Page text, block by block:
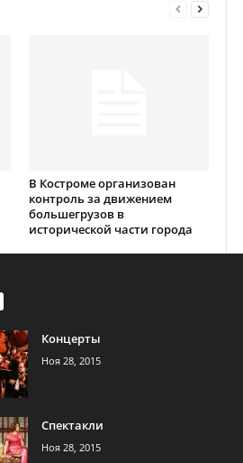
В Костроме организован
контроль за движением
большегрузов в
исторической части города
Концерты
Ноя 28, 2015
Спектакли
Ноя 28, 2015